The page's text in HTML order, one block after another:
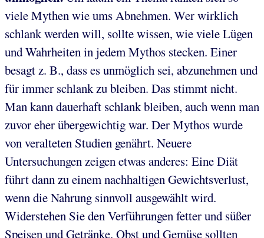
viele Mythen wie ums Abnehmen. Wer wirklich
schlank werden will, sollte wissen, wie viele Lügen
und Wahrheiten in jedem Mythos stecken. Einer
besagt z. B., dass es unmöglich sei, abzunehmen und
für immer schlank zu bleiben. Das stimmt nicht.
Man kann dauerhaft schlank bleiben, auch wenn man
zuvor eher übergewichtig war. Der Mythos wurde
von veralteten Studien genährt. Neuere
Untersuchungen zeigen etwas anderes: Eine Diät
führt dann zu einem nachhaltigen Gewichtsverlust,
wenn die Nahrung sinnvoll ausgewählt wird.
Widerstehen Sie den Verführungen fetter und süßer
Speisen und Getränke. Obst und Gemüse sollten